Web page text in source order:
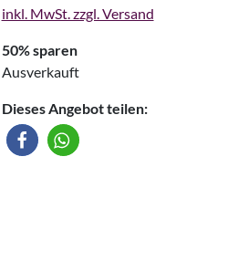
inkl. MwSt. zzgl. Versand
50% sparen
Ausverkauft
Dieses Angebot teilen: